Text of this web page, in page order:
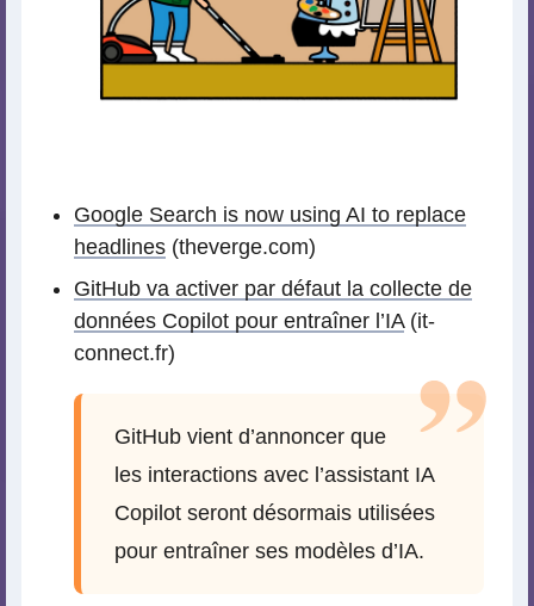
Google Search is now using AI to replace
headlines (theverge.com)
GitHub va activer par défaut la collecte de
données Copilot pour entraîner l’IA(it-
connect.fr)
GitHub vient d’annoncer que
les interactions avec l’assistant IA
Copilot seront désormais utilisées
pour entraîner ses modèles d’IA.